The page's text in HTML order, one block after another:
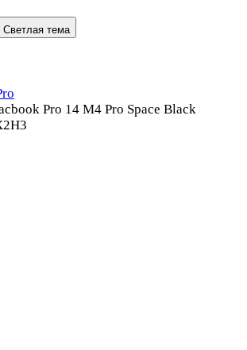
Светлая тема
Pro 14 M4 Pro Space Black